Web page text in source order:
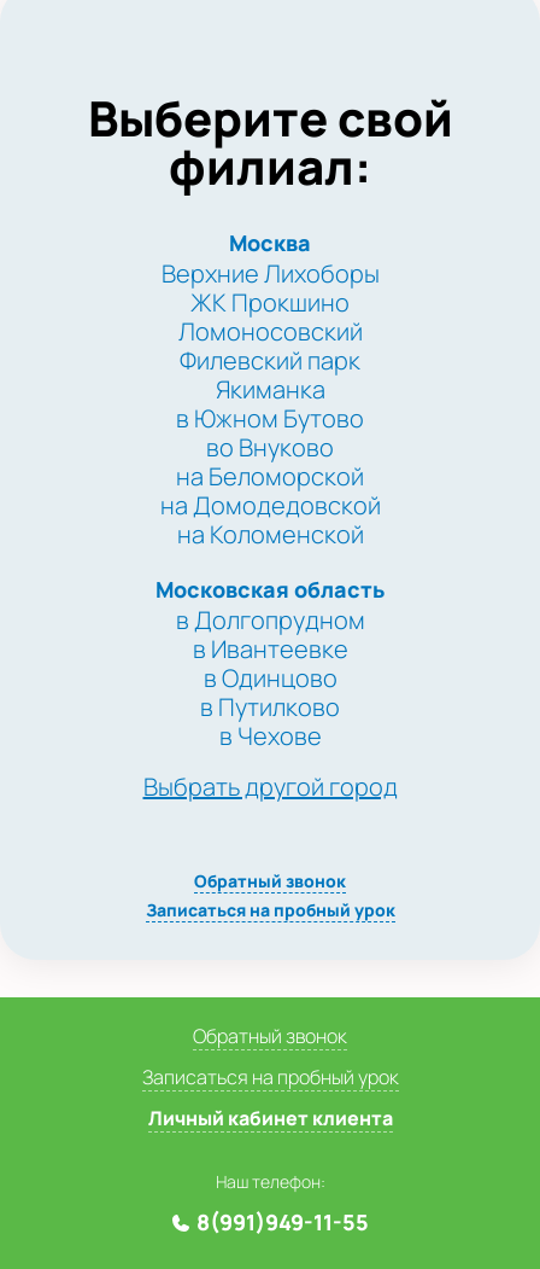
Выберите свой
филиал:
Москва
Верхние Лихоборы
ЖК Прокшино
Ломоносовский
Филевский парк
Якиманка
в Южном Бутово
во Внуково
на Беломорской
на Домодедовской
на Коломенской
Московская область
в Долгопрудном
в Ивантеевке
в Одинцово
в Путилково
в Чехове
Выбрать другой город
Обратный звонок
Записаться на пробный урок
Обратный звонок
Записаться на пробный урок
Личный кабинет клиента
Наш телефон:
8(991)949-11-55